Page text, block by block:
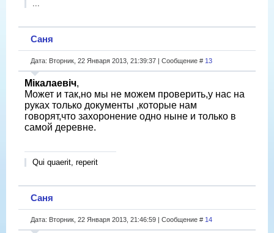
Саня
Дата: Вторник, 22 Января 2013, 21:39:37 | Сообщение # 13
Мікалаевіч,
Может и так,но мы не можем проверить,у нас на
руках только документы ,которые нам
говорят,что захоронение одно ныне и только в
самой деревне.
Qui quaerit, reperit
Саня
Дата: Вторник, 22 Января 2013, 21:46:59 | Сообщение # 14